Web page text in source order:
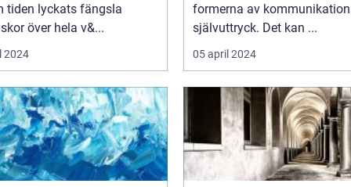
tiden lyckats fängsla
över hela v&...
2024
formerna av
självuttryck. Det kan ...
05 april 2024